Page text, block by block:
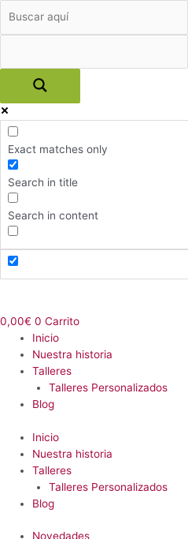
Exact matches only
Search in title
Search in content
0,00€ 0 Carrito
Inicio
Nuestra historia
Talleres
Talleres Personalizados
Blog
Inicio
Nuestra historia
Talleres
Talleres Personalizados
Blog
Novedades